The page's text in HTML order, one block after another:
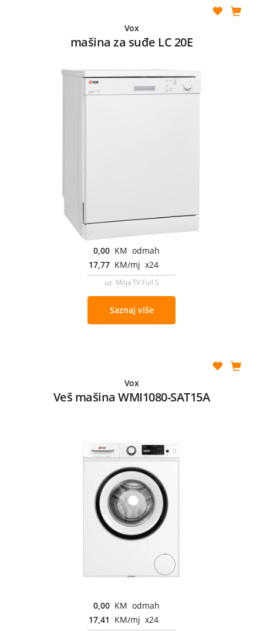
Vox
mašina za suđe LC 20E
0,00 KM odmah
17,77 KM/mj x24
uz Moja TV Full S
Saznaj više
Vox
Veš mašina WMI1080-SAT15A
0,00 KM odmah
17,41 KM/mj x24